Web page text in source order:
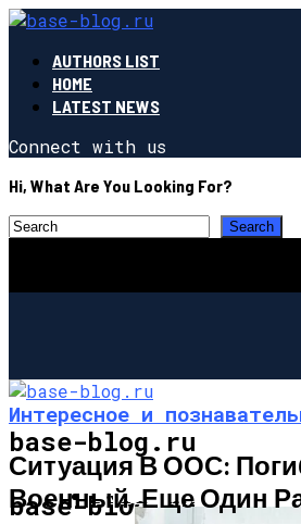
AUTHORS LIST
HOME
LATEST NEWS
Connect with us
Hi, What Are You Looking For?
base-blog.ru
base-blog.ru
ЭКОНОМИКА И
Интересное и
Ситуация В ООС:
Военный, Еще Один